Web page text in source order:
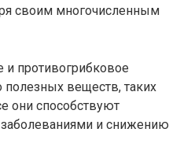
своим многочисленным
и противогрибковое
веществ, таких
они способствуют
и снижению